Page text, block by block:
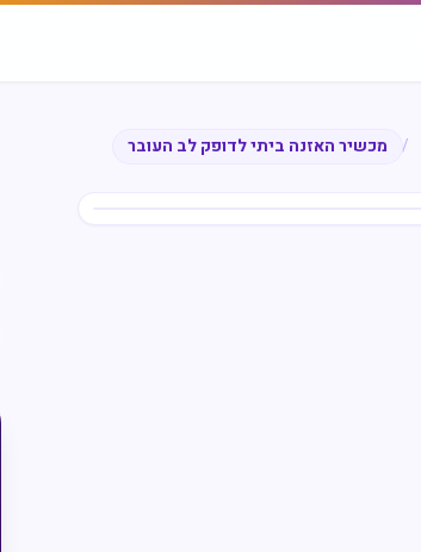
/ מכשיר האזנה ביתי לדופק לב העובר